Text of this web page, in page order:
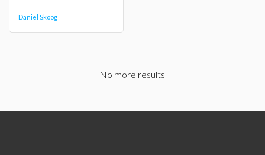
Daniel Skoog
No more results